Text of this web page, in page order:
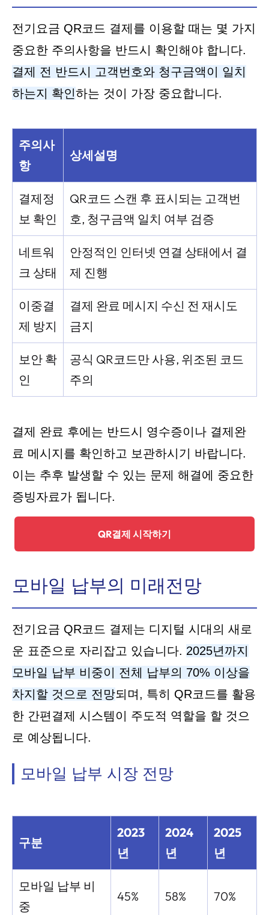
전기요금 QR코드 결제를 이용할 때는 몇 가지
중요한 주의사항을 반드시 확인해야 합니다.
결제 전 반드시 고객번호와 청구금액이 일치
하는지 확인하는 것이 가장 중요합니다.
주의사
항
상세설명
결제정
보 확인
QR코드 스캔 후 표시되는 고객번
호, 청구금액 일치 여부 검증
네트워
크 상태
안정적인 인터넷 연결 상태에서 결
제 진행
이중결
제 방지
결제 완료 메시지 수신 전 재시도
금지
보안 확
인
공식 QR코드만 사용, 위조된 코드
주의
결제 완료 후에는 반드시 영수증이나 결제완
료 메시지를 확인하고 보관하시기 바랍니다.
이는 추후 발생할 수 있는 문제 해결에 중요한
증빙자료가 됩니다.
QR결제 시작하기
모바일 납부의 미래전망
전기요금 QR코드 결제는 디지털 시대의 새로
운 표준으로 자리잡고 있습니다. 2025년까지
모바일 납부 비중이 전체 납부의 70% 이상을
차지할 것으로 전망되며, 특히 QR코드를 활용
한 간편결제 시스템이 주도적 역할을 할 것으
로 예상됩니다.
모바일 납부 시장 전망
구분
2023
년
2024
년
2025
년
모바일 납부 비
중
45% 58% 70%